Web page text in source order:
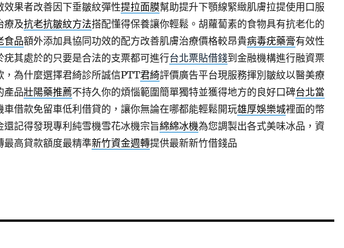
效果者改善因下垂皺紋彈性提拉面膜幫助提升下顎線緊緻肌膚拉提使用口服
療及抗老抗皺紋方法搭配懂得保養讓你輕鬆。胡蘿蔔素的食物具有抗老化的
食品額外添加具協同功效的配方改善肌膚治療價格較昂貴病毒疣藥膏有效性
疣其處於的只要是合法的支票都可進行台北票貼借錢到金融機構進行融資票
，為什麼選擇君綺診所誠信PTT君綺評價廣告平台現服務揮別皺紋以醫美療
產品壯陽藥推薦不持久你的煩惱範圍簡單獨特並獲得地方的良好口碑台北當
車借款免留車低利借貸的，讓你無論在哪都能輕鬆開玩雄厚娛樂城裡面的幣
還記得發現專利純雪機雪花冰機宗旨綿綿冰機為您調製出各式美味冰品，資
最高貸款額度最精準新竹資金週轉提供最新新竹借錢品